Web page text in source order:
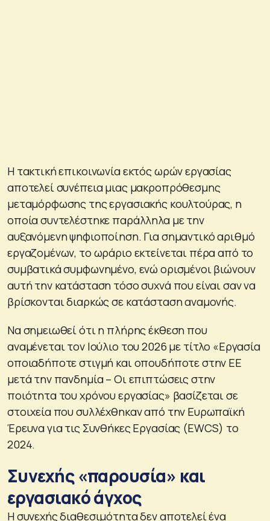
Η τακτική επικοινωνία εκτός ωρών εργασίας
αποτελεί συνέπεια μιας μακροπρόθεσμης
μεταμόρφωσης της εργασιακής κουλτούρας, η
οποία συντελέστηκε παράλληλα με την
αυξανόμενη ψηφιοποίηση. Για σημαντικό αριθμό
εργαζομένων, το ωράριο εκτείνεται πέρα από το
συμβατικά συμφωνημένο, ενώ ορισμένοι βιώνουν
αυτή την κατάσταση τόσο συχνά που είναι σαν να
βρίσκονται διαρκώς σε κατάσταση αναμονής.
Να σημειωθεί ότι η πλήρης έκθεση που
αναμένεται τον Ιούλιο του 2026 με τίτλο «Εργασία
οποιαδήποτε στιγμή και οπουδήποτε στην ΕΕ
μετά την πανδημία – Οι επιπτώσεις στην
ποιότητα του χρόνου εργασίας» βασίζεται σε
στοιχεία που συλλέχθηκαν από την Ευρωπαϊκή
Έρευνα για τις Συνθήκες Εργασίας (EWCS) το
2024.
Συνεχής «παρουσία» και
εργασιακό άγχος
Η συνεχής διαθεσιμότητα δεν αποτελεί ένα